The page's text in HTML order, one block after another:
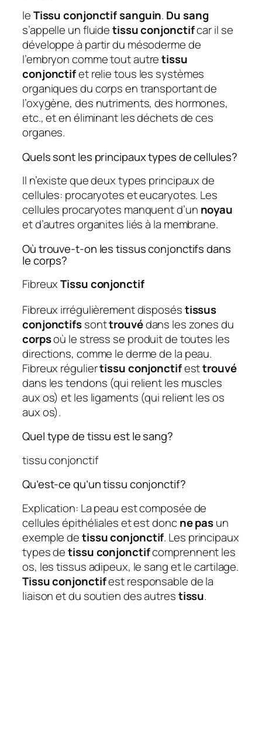
leTissu conjonctif sanguin. Du sang
s’appelle un fluidetissu conjonctifcar il se
développe à partir du mésoderme de
l’embryon comme tout autretissu
conjonctifet relie tous les systèmes
organiques du corps en transportant de
l’oxygène, des nutriments, des hormones,
etc., et en éliminant les déchets de ces
organes.
Quels sont les principaux types de cellules?
Il n’existe que deux types principaux de
cellules: procaryotes et eucaryotes. Les
cellules procaryotes manquent d’un noyau
et d’autres organites liés à la membrane.
Où trouve-t-on les tissus conjonctifs dans
le corps?
FibreuxTissu conjonctif
Fibreux irrégulièrement disposéstissus
conjonctifssonttrouvédans les zones du
corpsoù le stress se produit de toutes les
directions, comme le derme de la peau.
Fibreux réguliertissu conjonctifesttrouvé
dans les tendons (qui relient les muscles
aux os) et les ligaments (qui relient les os
aux os).
Quel type de tissu est le sang?
tissu conjonctif
Qu’est-ce qu’un tissu conjonctif?
Explication: La peau est composée de
cellules épithéliales et est doncne pasun
exemple detissu conjonctif. Les principaux
types detissu conjonctifcomprennent les
os, les tissus adipeux, le sang et le cartilage.
Tissu conjonctifest responsable de la
liaison et du soutien des autrestissu.